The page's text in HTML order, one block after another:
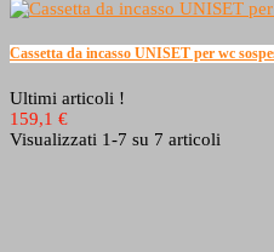
Cassetta da incasso UNISET per wc
Ultimi articoli !
159,1 €
Visualizzati 1-7 su 7 articoli